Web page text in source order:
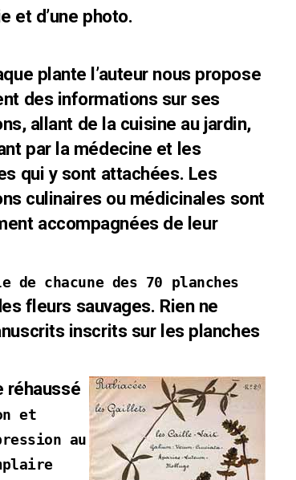
et d’une photo.
plante l’auteur nous propose
des informations sur ses
allant de la cuisine au jardin,
par la médecine et les
qui y sont attachées. Les
culinaires ou médicinales sont
accompagnées de leur
chacune des 70 planches
fleurs sauvages. Rien ne
inscrits sur les planches
réhaussé
et
au